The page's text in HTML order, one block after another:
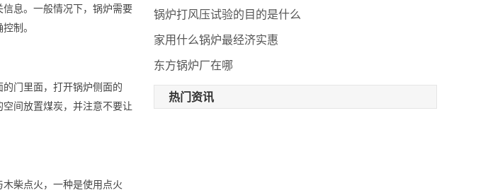
息。一般情况下，锅炉需要
制。
门里面，打开锅炉侧面的
间放置煤炭，并注意不要让
柴点火，一种是使用点火
锅炉打风压试验的目的是什么
家用什么锅炉最经济实惠
东方锅炉厂在哪
热门资讯